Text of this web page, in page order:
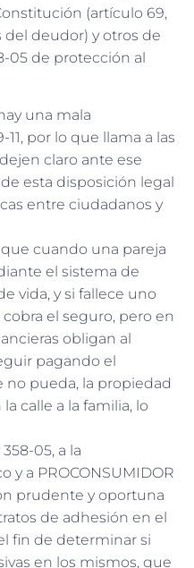
(artículo 69,
deudor) y otros de
05 de protección al
una mala
por lo que llama a las
claro ante ese
esta disposición legal
entre ciudadanos y
cuando una pareja
el sistema de
vida, y si fallece uno
el seguro, pero en
obligan al
pagando el
no pueda, la propiedad
calle a la familia, lo
05, a la
y a PROCONSUMIDOR
prudente y oportuna
de adhesión en el
fin de determinar si
en los mismos, que